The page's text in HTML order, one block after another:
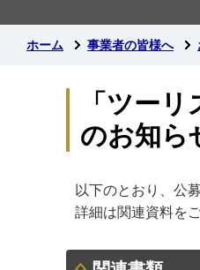
ホーム 事業者の皆様へ
「ツー
のお知ら
以下のとおり、公
詳細は関連資料を